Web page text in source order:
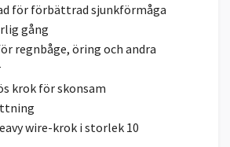
för förbättrad sjunkförmåga
gång
regnbåge, öring och andra
krok för skonsam
wire-krok i storlek 10